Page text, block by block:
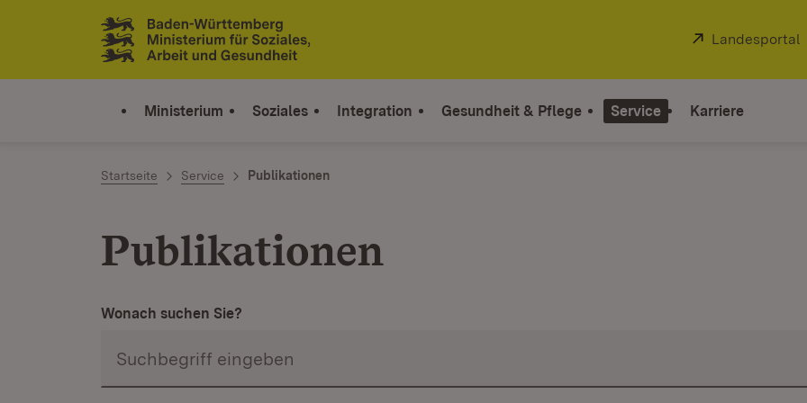
Zum Inhalt springen
Link zur Startseite
Extern:
Landesportal
Ministerium Soziales Integration Gesundheit & Pflege Service Karriere
Startseite Service Publikationen
Publikationen
Wonach suchen Sie?